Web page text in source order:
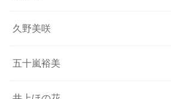
久野美咲
五十嵐裕美